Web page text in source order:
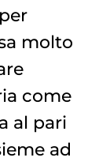
molto
come
al pari
ad